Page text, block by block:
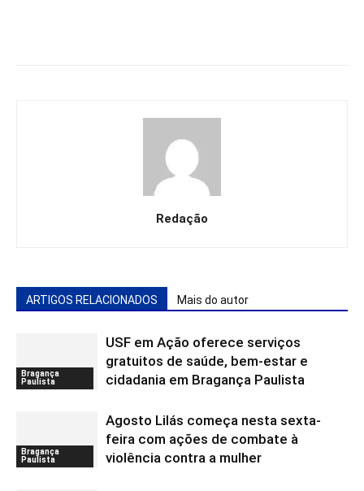
Redação
ARTIGOS RELACIONADOS Mais do autor
Bragança
Paulista
USF em Ação oferece serviços
gratuitos de saúde, bem-estar e
cidadania em Bragança Paulista
Bragança
Paulista
Agosto Lilás começa nesta sexta-
feira com ações de combate à
violência contra a mulher